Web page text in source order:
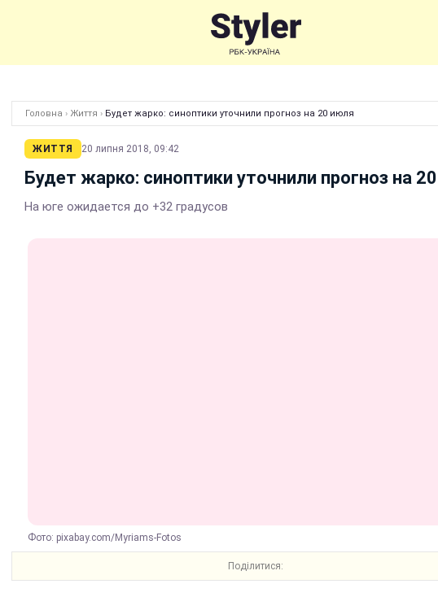
Головна › Життя › Будет жарко: синоптики уточнили прогноз на 20 июля
ЖИТТЯ 20 липня 2018, 09:42
Будет жарко: синоптики уточнили прогноз на
На юге ожидается до +32 градусов
Фото: pixabay.com/Myriams-Fotos
Поділитися: